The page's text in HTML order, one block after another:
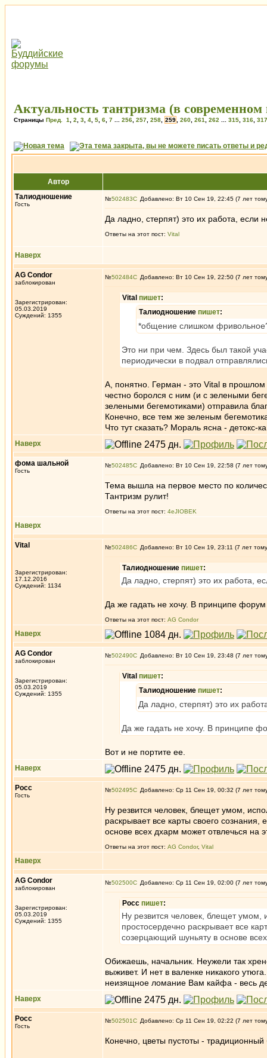
Актуальность тантризма (в современном
Страницы Пред. 1 2 3 4 5 6 7 256 257 258 259 260 261 262 315 316 317
Автор
Талиодношение
Гость
№502483 Добавлено: Вт 10 Сен 19, 22:45 (7 лет
Да ладно, стерпят) это их работа, если
Ответы на этот пост: Vital
Наверх
AG Condor
заблокирован
Зарегистрирован:
05.03.2019
Суждений: 1355
№502484 Добавлено: Вт 10 Сен 19, 22:50 (7 лет
Vital пишет:
Талиодношение пишет:
*общение слишком
Это ни при чем. Здесь был такой
периодически в подвал
А, понятно. Герман - это Vital в прошлом
честно боролся с ним (и с зелеными
зелеными бегемотиками) отправила
Конечно, все тем же зеленым
Что тут сказать? Мораль ясна -
Наверх
фома шальной
Гость
№502485 Добавлено: Вт 10 Сен 19, 22:58 (7 лет
Тема вышла на первое место по
Тантризм рулит!
Ответы на этот пост: 4eJIOBEK
Наверх
Vital
Зарегистрирован:
17.12.2016
Суждений: 1134
№502486 Добавлено: Вт 10 Сен 19, 23:11 (7 лет
Талиодношение пишет:
Да ладно, стерпят) это их работа,
Да же гадать не хочу. В принципе
Ответы на этот пост: AG Condor
Наверх
AG Condor
заблокирован
Зарегистрирован:
05.03.2019
Суждений: 1355
№502490 Добавлено: Вт 10 Сен 19, 23:48 (7 лет
Vital пишет:
Талиодношение пишет:
Да ладно, стерпят) это их
Да же гадать не хочу. В принципе
Вот и не портите ее.
Наверх
Росс
Гость
№502495 Добавлено: Ср 11 Сен 19, 00:32 (7 лет
Ну резвится человек, блещет умом,
раскрывает все карты своего
основе всех дхарм может отвлечься на
Ответы на этот пост: AG Condor, Vital
Наверх
AG Condor
заблокирован
Зарегистрирован:
05.03.2019
Суждений: 1355
№502500 Добавлено: Ср 11 Сен 19, 02:00 (7 лет
Росс пишет:
Ну резвится человек, блещет
простосердечно раскрывает все
созерцающий шуньяту в основе
Обижаешь, начальник. Неужели так
выживет. И нет в валенке никакого
неизящное ломание Вам кайфа - весь
Наверх
Росс
Гость
№502501 Добавлено: Ср 11 Сен 19, 02:22 (7 лет
Конечно, цветы пустоты -